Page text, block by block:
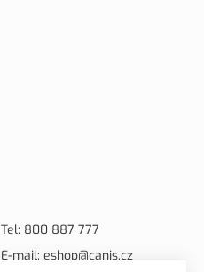
Tel: 800 887 777
E-mail: eshop@canis.cz